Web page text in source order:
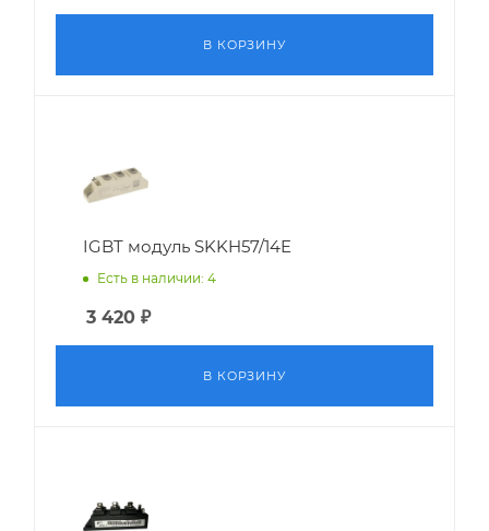
В КОРЗИНУ
IGBT модуль SKKH57/14E
Есть в наличии: 4
3 420 ₽
В КОРЗИНУ